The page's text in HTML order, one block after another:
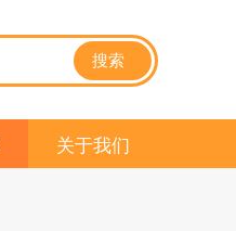
搜索
关于我们